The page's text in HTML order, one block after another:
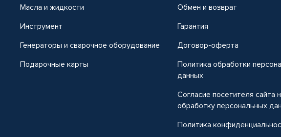
Масла и жидкости
Инструмент
Генераторы и сварочное оборудование
Подарочные карты
Обмен и возврат
Гарантия
Договор-оферта
Политика обработки
данных
Согласие посетителя сайта
обработку персональных
Политика